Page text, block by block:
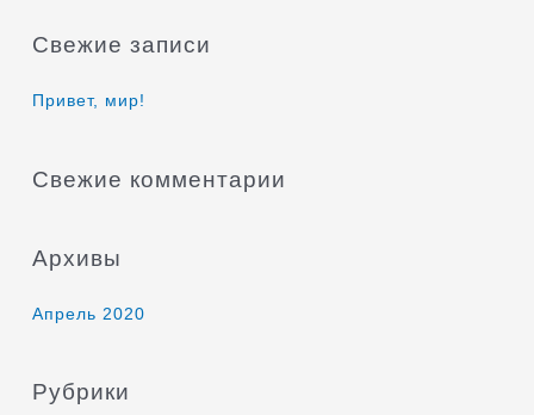
с
Свежие записи
Привет, мир!
Свежие комментарии
Архивы
Апрель 2020
Рубрики